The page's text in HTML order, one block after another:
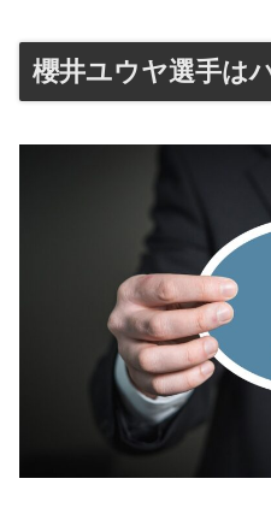
櫻井ユウヤ選手は